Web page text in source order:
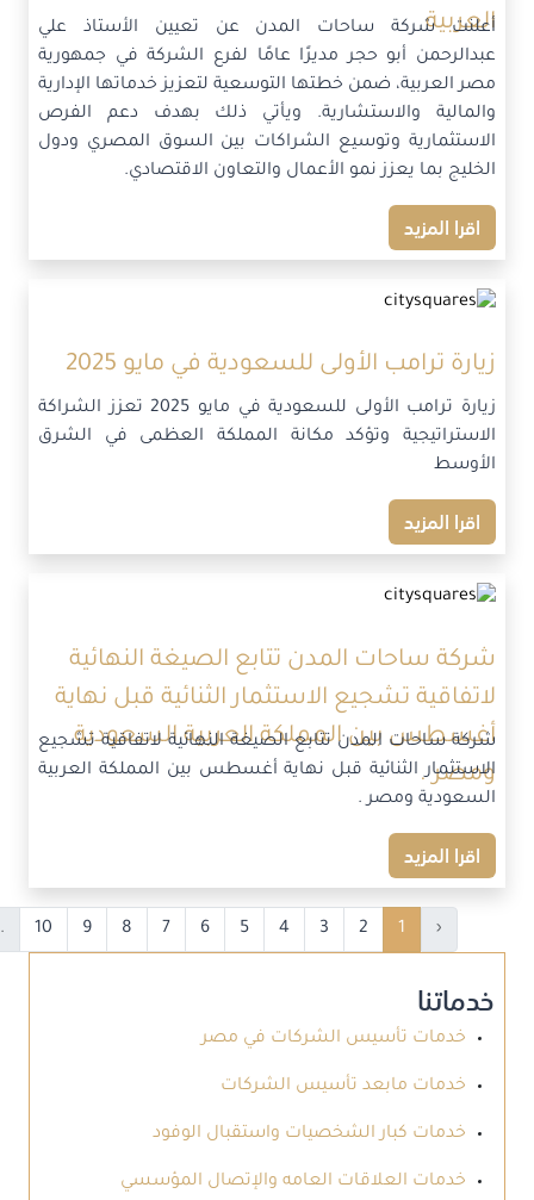
العربية
أعلنت شركة ساحات المدن عن تعيين الأستاذ علي
عبدالرحمن أبو حجر مديرًا عامًا لفرع الشركة في جمهورية
مصر العربية، ضمن خطتها التوسعية لتعزيز خدماتها الإدارية
والمالية والاستشارية. ويأتي ذلك بهدف دعم الفرص
الاستثمارية وتوسيع الشراكات بين السوق المصري ودول
الخليج بما يعزز نمو الأعمال والتعاون الاقتصادي.
اقرا المزيد
زيارة ترامب الأولى للسعودية في مايو 2025
زيارة ترامب الأولى للسعودية في مايو 2025 تعزز الشراكة
الاستراتيجية وتؤكد مكانة المملكة العظمى في الشرق
الأوسط
اقرا المزيد
شركة ساحات المدن تتابع الصيغة النهائية
لاتفاقية تشجيع الاستثمار الثنائية قبل نهاية
أغسطس بين المملكة العربية السعودية
ومصر .
شركة ساحات المدن تتابع الصيغة النهائية لاتفاقية تشجيع
الاستثمار الثنائية قبل نهاية أغسطس بين المملكة العربية
السعودية ومصر .
اقرا المزيد
‹
1
2
3
4
5
6
7
8
9
10
خدماتنا
خدمات تأسيس الشركات في مصر
خدمات مابعد تأسيس الشركات
خدمات كبار الشخصيات واستقبال الوفود
خدمات العلاقات العامه والإتصال المؤسسي